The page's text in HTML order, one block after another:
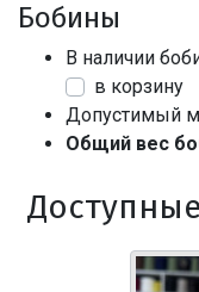
Бобины
В наличии
в корзину
Допустимый
Общий вес